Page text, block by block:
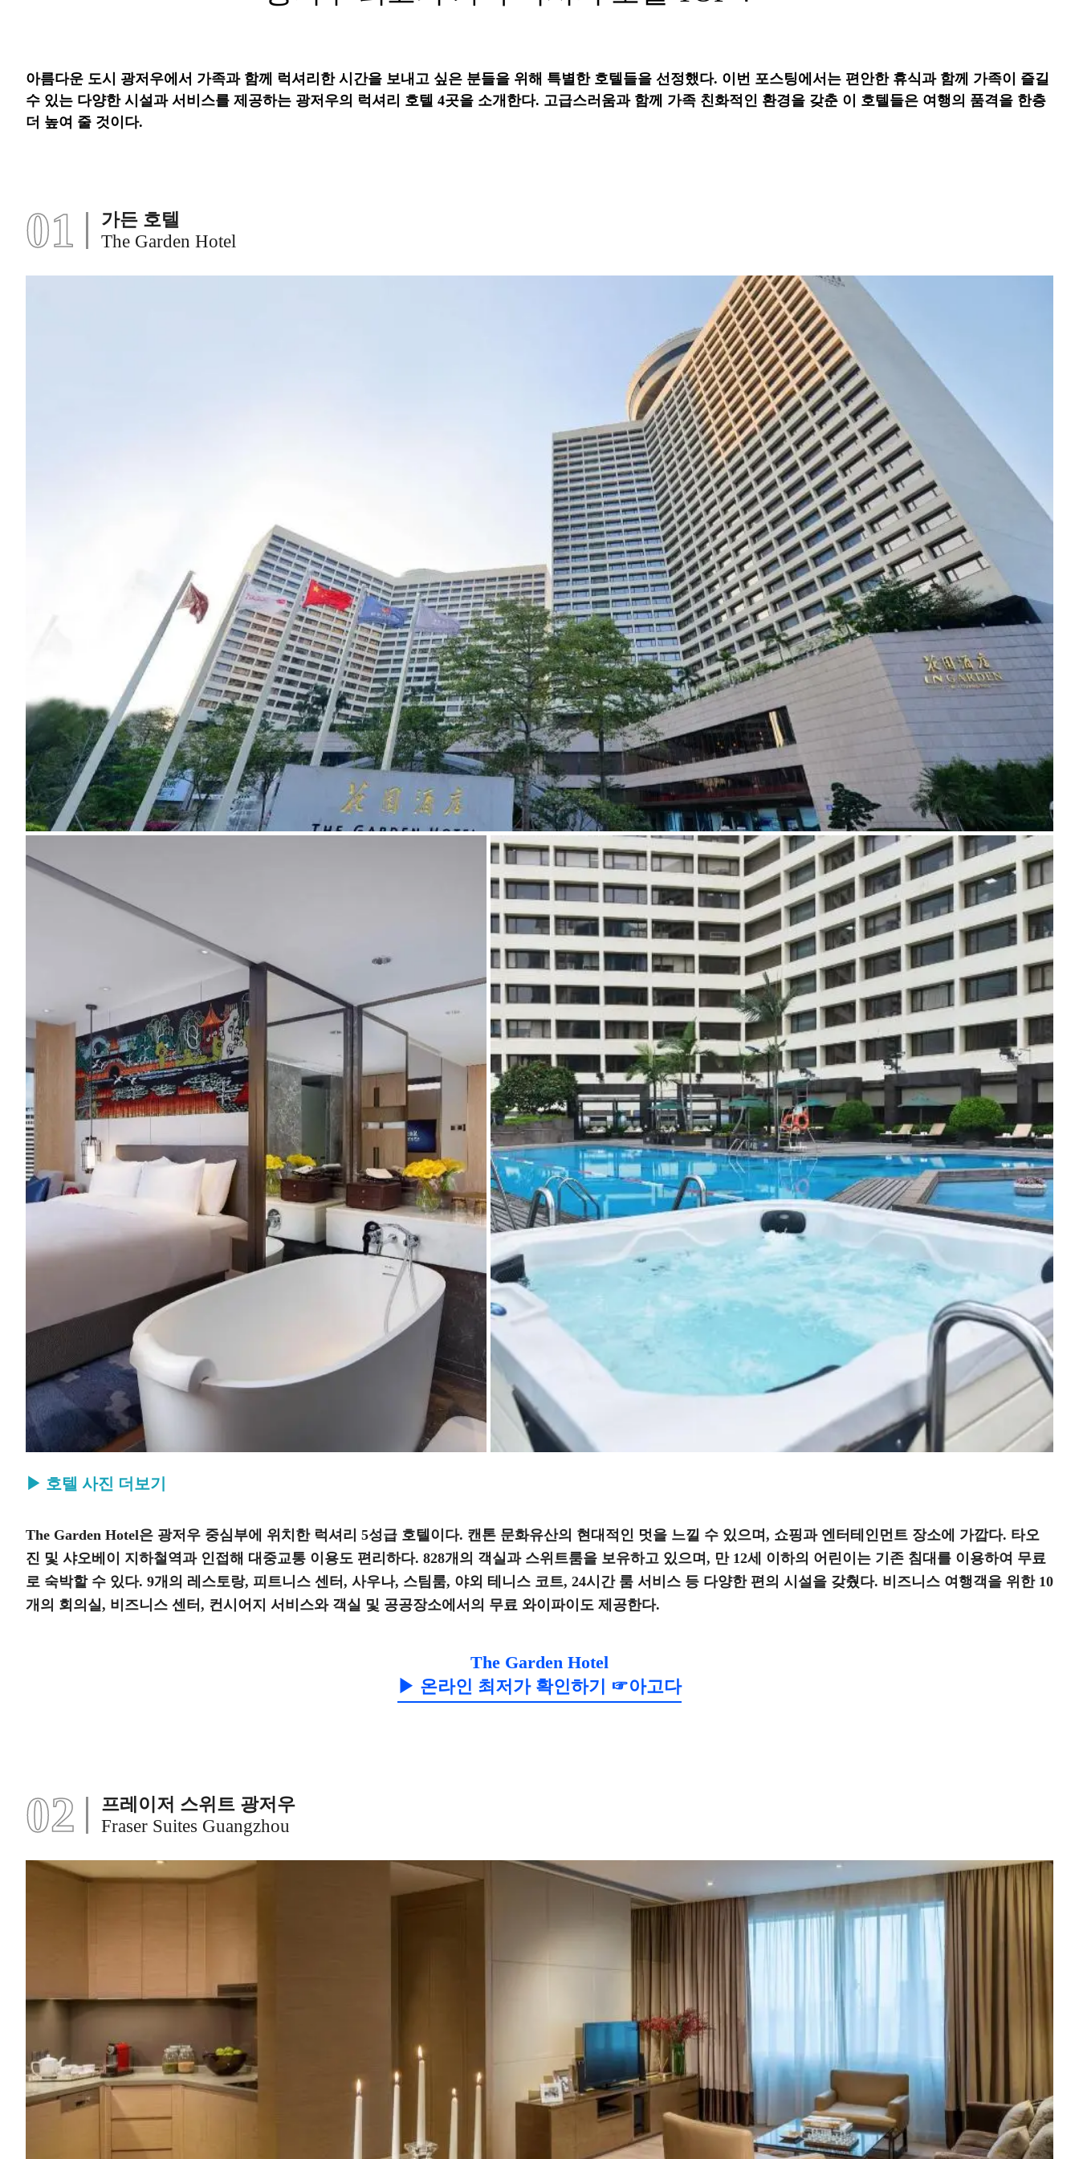
아름다운 도시 광저우에서 가족과 함께 럭셔리한 시간을 보내고 싶은 분들을 위해 특별한 호텔들을 선정했다. 이번 포스팅에서는 편안한 휴식과 함께 가족이 즐길
수 있는 다양한 시설과 서비스를 제공하는 광저우의 럭셔리 호텔 4곳을 소개한다. 고급스러움과 함께 가족 친화적인 환경을 갖춘 이 호텔들은 여행의 품격을 한층
더 높여 줄 것이다.
01
가든 호텔
The Garden Hotel
▶ 호텔 사진 더보기
The Garden Hotel은 광저우 중심부에 위치한 럭셔리 5성급 호텔이다. 캔톤 문화유산의 현대적인 멋을 느낄 수 있으며, 쇼핑과 엔터테인먼트 장소에 가깝다. 타오
진 및 샤오베이 지하철역과 인접해 대중교통 이용도 편리하다. 828개의 객실과 스위트룸을 보유하고 있으며, 만 12세 이하의 어린이는 기존 침대를 이용하여 무료
로 숙박할 수 있다. 9개의 레스토랑, 피트니스 센터, 사우나, 스팀룸, 야외 테니스 코트, 24시간 룸 서비스 등 다양한 편의 시설을 갖췄다. 비즈니스 여행객을 위한 10
개의 회의실, 비즈니스 센터, 컨시어지 서비스와 객실 및 공공장소에서의 무료 와이파이도 제공한다.
The Garden Hotel
▶ 온라인 최저가 확인하기 ☞아고다
02
프레이저 스위트 광저우
Fraser Suites Guangzhou